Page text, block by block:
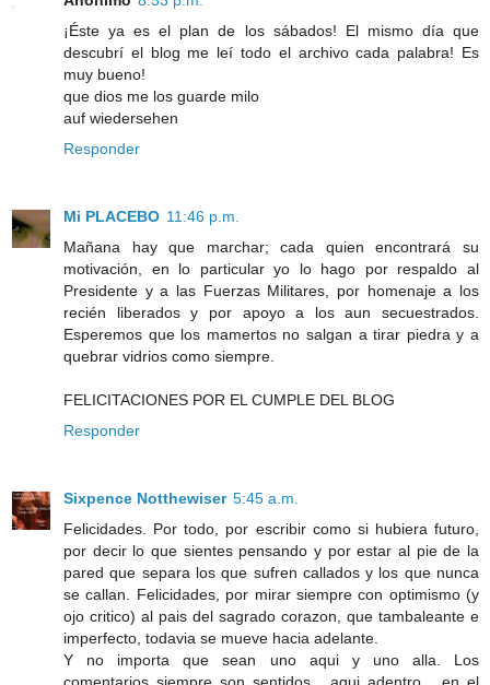
¡Éste ya es el plan de los sábados! El mismo día que
descubrí el blog me leí todo el archivo cada palabra! Es
muy bueno!
que dios me los guarde milo
auf wiedersehen
Responder
Mi PLACEBO 11:46 p.m.
Mañana hay que marchar; cada quien encontrará su
motivación, en lo particular yo lo hago por respaldo al
Presidente y a las Fuerzas Militares, por homenaje a los
recién liberados y por apoyo a los aun secuestrados.
Esperemos que los mamertos no salgan a tirar piedra y a
quebrar vidrios como siempre.
FELICITACIONES POR EL CUMPLE DEL BLOG
Responder
Sixpence Notthewiser 5:45 a.m.
Felicidades. Por todo, por escribir como si hubiera futuro,
por decir lo que sientes pensando y por estar al pie de la
pared que separa los que sufren callados y los que nunca
se callan. Felicidades, por mirar siempre con optimismo (y
ojo critico) al pais del sagrado corazon, que tambaleante e
imperfecto, todavia se mueve hacia adelante.
Y no importa que sean uno aqui y uno alla. Los